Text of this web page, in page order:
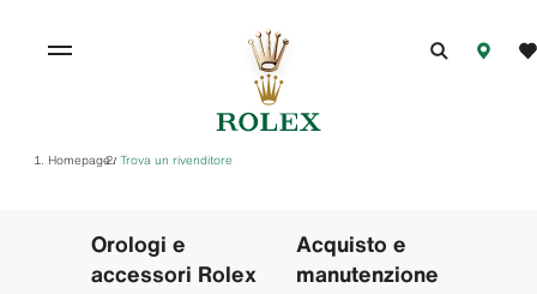
Homepage/ Trova un rivenditore
Orologi e
accessori Rolex
Acquisto e
manutenzione